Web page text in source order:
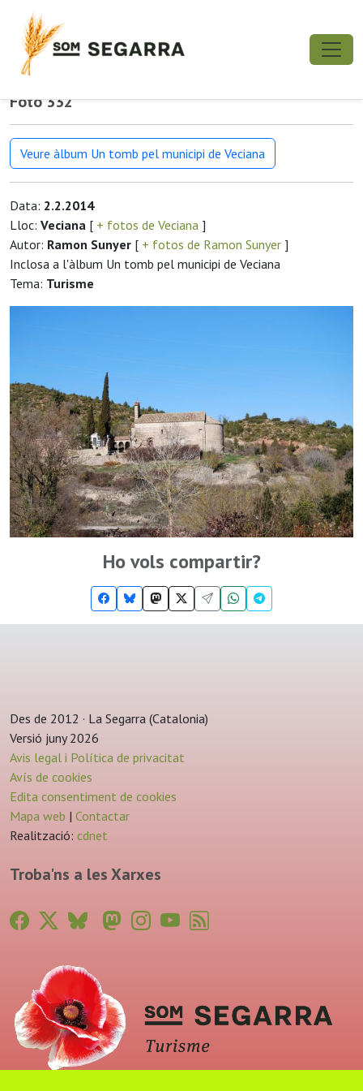
Foto 332
Veure àlbum Un tomb pel municipi de Veciana
Data: 2.2.2014
Lloc: Veciana [ + fotos de Veciana ]
Autor: Ramon Sunyer [ + fotos de Ramon Sunyer ]
Inclosa a l'àlbum Un tomb pel municipi de Veciana
Tema: Turisme
Ho vols compartir?
Des de 2012 · La Segarra (Catalonia)
Versió juny 2026
Avis legal i Política de privacitat
Avís de cookies
Edita consentiment de cookies
Mapa web | Contactar
Realització: cdnet
Troba'ns a les Xarxes